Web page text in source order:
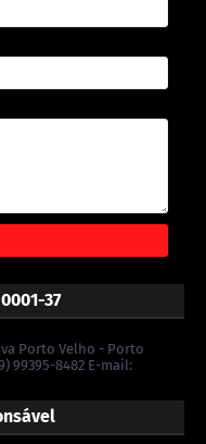
37
Porto Velho - Porto
99395-8482 E-mail: